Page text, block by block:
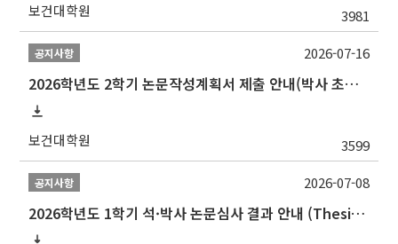
보건대학원 3981
공지사항
2026학년도 2학기 논문작성계획서 제출 안내(박사 초심 일정 포함)_Thesis Proposal
보건대학원 3599
2026-07-16
공지사항
2026학년도 1학기 석·박사 논문심사 결과 안내 (Thesis Defense Result)
2026-07-08